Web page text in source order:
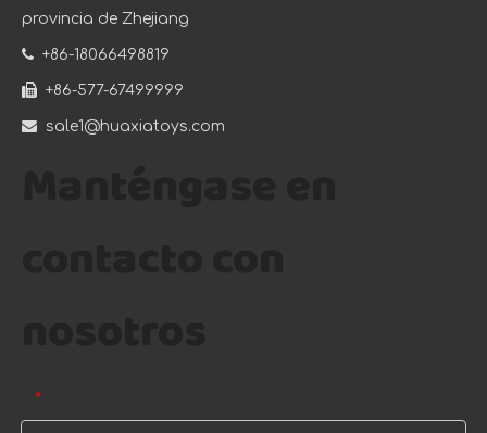
provincia de Zhejiang
 +86-18066498819
 +86-577-67499999
 sale1@huaxiatoys.com
*